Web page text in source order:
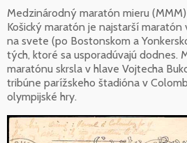
Medzinárodný maratón mieru (MMM)
Košický maratón je najstarší
na svete (po Bostonskom a
tých, ktoré sa usporadúvajú dodnes.
maratónu skrsla v hlave Vojtecha
tribúne parížskeho štadióna v
olympijské hry.